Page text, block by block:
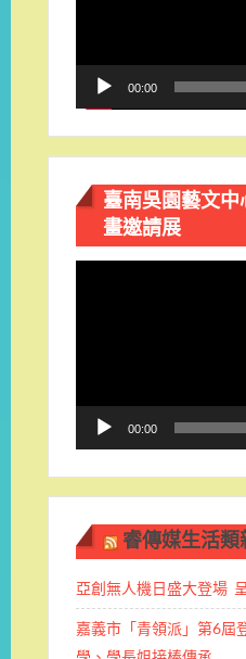
00:00
臺南吳園藝文
畫邀請展
00:00
睿傳媒生活
亞創無人機日盛大登場
嘉義市「青領派」第6